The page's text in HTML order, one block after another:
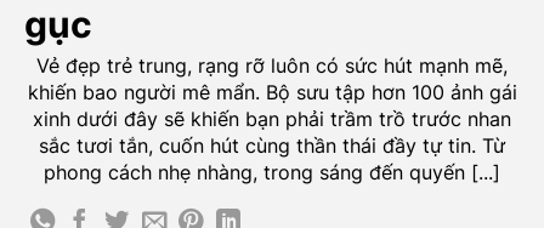
gục
Vẻ đẹp trẻ trung, rạng rỡ luôn có sức hút mạnh mẽ,
khiến bao người mê mẩn. Bộ sưu tập hơn 100 ảnh gái
xinh dưới đây sẽ khiến bạn phải trầm trồ trước nhan
sắc tươi tắn, cuốn hút cùng thần thái đầy tự tin. Từ
phong cách nhẹ nhàng, trong sáng đến quyến [...]